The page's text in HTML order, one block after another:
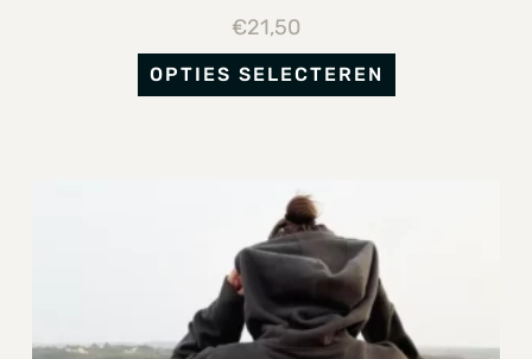
€21,50
OPTIES SELECTEREN